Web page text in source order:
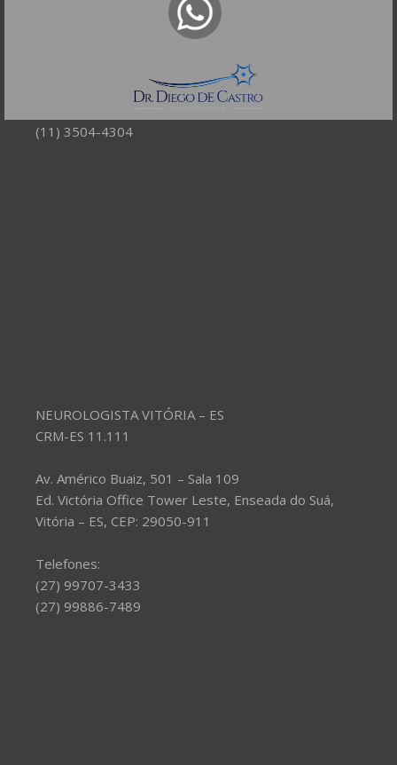
R. Itapeva, 518 - sala 1301
(11) 3504-4304
NEUROLOGISTA VITÓRIA – ES
CRM-ES 11.111
Av. Américo Buaiz, 501 – Sala 109
Ed. Victória Office Tower Leste, Enseada do Suá,
Vitória – ES, CEP: 29050-911
Telefones:
(27) 99707-3433
(27) 99886-7489